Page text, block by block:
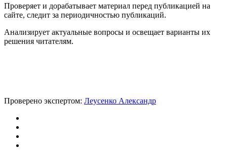
Проверяет и дорабатывает материал перед публикацией на
сайте, следит за периодичностью публикаций.
Анализирует актуальные вопросы и освещает варианты их
решения читателям.
Проверено экспертом: Леусенко Александр